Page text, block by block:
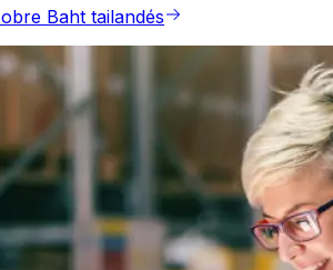
Baht tailandés